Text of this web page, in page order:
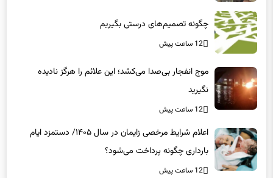
چگونه تصمیم‌های درستی بگیریم
12 ساعت پیش
موج انفجار بی‌صدا می‌کشد؛ این علائم را هرگز نادیده
نگیرید
12 ساعت پیش
اعلام شرایط مرخصی زایمان در سال ۱۴۰۵/ دستمزد ایام
بارداری چگونه پرداخت می‌شود؟
12 ساعت پیش